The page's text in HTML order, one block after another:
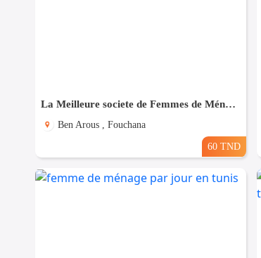
La Meilleure societe de Femmes de Ménage A Fouchana
Ben Arous , Fouchana
60 TND